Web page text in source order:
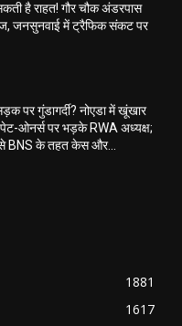
है राहत! गौर चौक अंडरपास
जनसुनवाई में ट्रैफिक संकट पर
पर गुंडागर्दी? नोएडा में खूंखार
पेट-ओनर्स पर भड़के RWA अध्यक्ष;
BNS के तहत केस और...
1881
1617